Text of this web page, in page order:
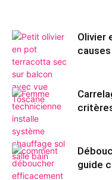
Olivier
guide